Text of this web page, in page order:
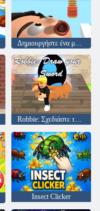
Δημιουργήστε ένα μπιφτέκι
Robbie: Σχεδιάστε το σπαθί σας
Insect Clicker